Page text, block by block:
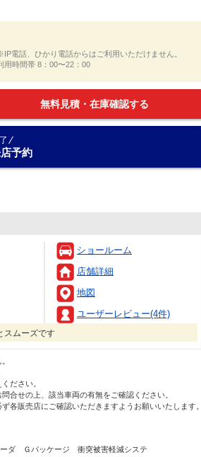
電話、ひかり電話からはご利用いただけません。
用時間帯 8：00〜22：00
無料見積・在庫確認する
予約
ショールーム
店舗詳細
地図
ユーザーレビュー(4件)
スムーズです
ださい。
合せの上、該当車両の有無をご確認ください。
各販売店にご確認いただきますようお願いいたします。
ーダ Ｇパッケージ 衝突被害軽減システ